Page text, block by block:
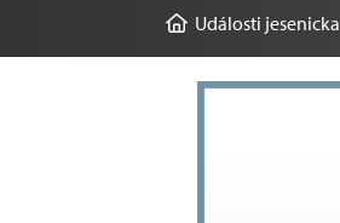
Události jesenicka